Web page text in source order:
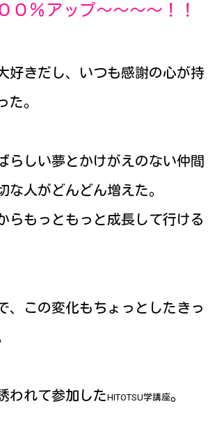
０％アップ〜〜〜〜！！
好きだし、いつも感謝の心が持
た。
らしい夢とかけがえのない仲間
な人がどんどん増えた。
らもっともっと成長して行ける
、この変化もちょっとしたきっ
われて参加したHITOTSU学講座。